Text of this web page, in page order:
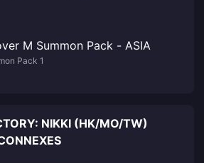
M Summon Pack - ASIA
Pack 1
NIKKI (HK/MO/TW)